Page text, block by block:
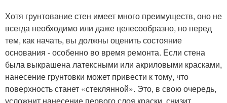
Хотя грунтование стен имеет много преимуществ, оно не
всегда необходимо или даже целесообразно, но перед
тем, как начать, вы должны оценить состояние
основания - особенно во время ремонта. Если стена
была выкрашена латексными или акриловыми красками,
нанесение грунтовки может привести к тому, что
поверхность станет «стеклянной». Это, в свою очередь,